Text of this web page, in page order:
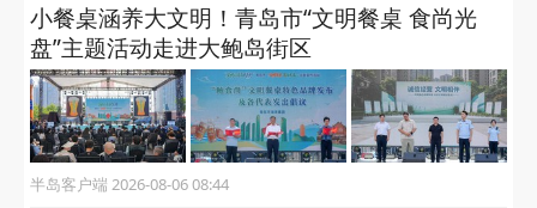
小餐桌涵养大文明！青岛市“文明餐桌 食尚光
盘”主题活动走进大鲍岛街区
半岛客户端 2026-08-06 08:44